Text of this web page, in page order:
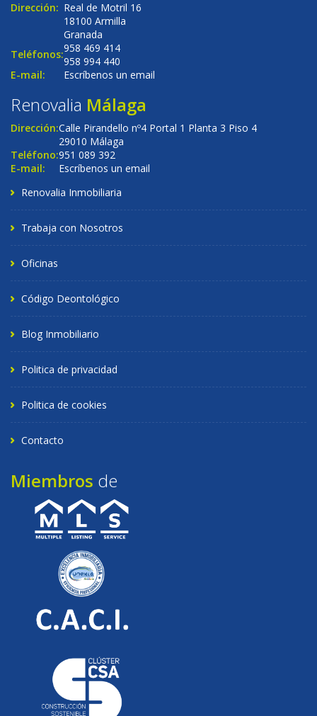
Dirección: Real de Motril 16
18100 Armilla
Granada
Teléfonos:958 469 414
958 994 440
E-mail:
Escríbenos un email
Renovalia Málaga
Dirección:Calle Pirandello nº4 Portal 1 Planta 3 Piso 4
29010 Málaga
Teléfono:951 089 392
E-mail:
Escríbenos un email
Renovalia Inmobiliaria
Trabaja con Nosotros
Oficinas
Código Deontológico
Blog Inmobiliario
Politica de privacidad
Politica de cookies
Contacto
Miembros de